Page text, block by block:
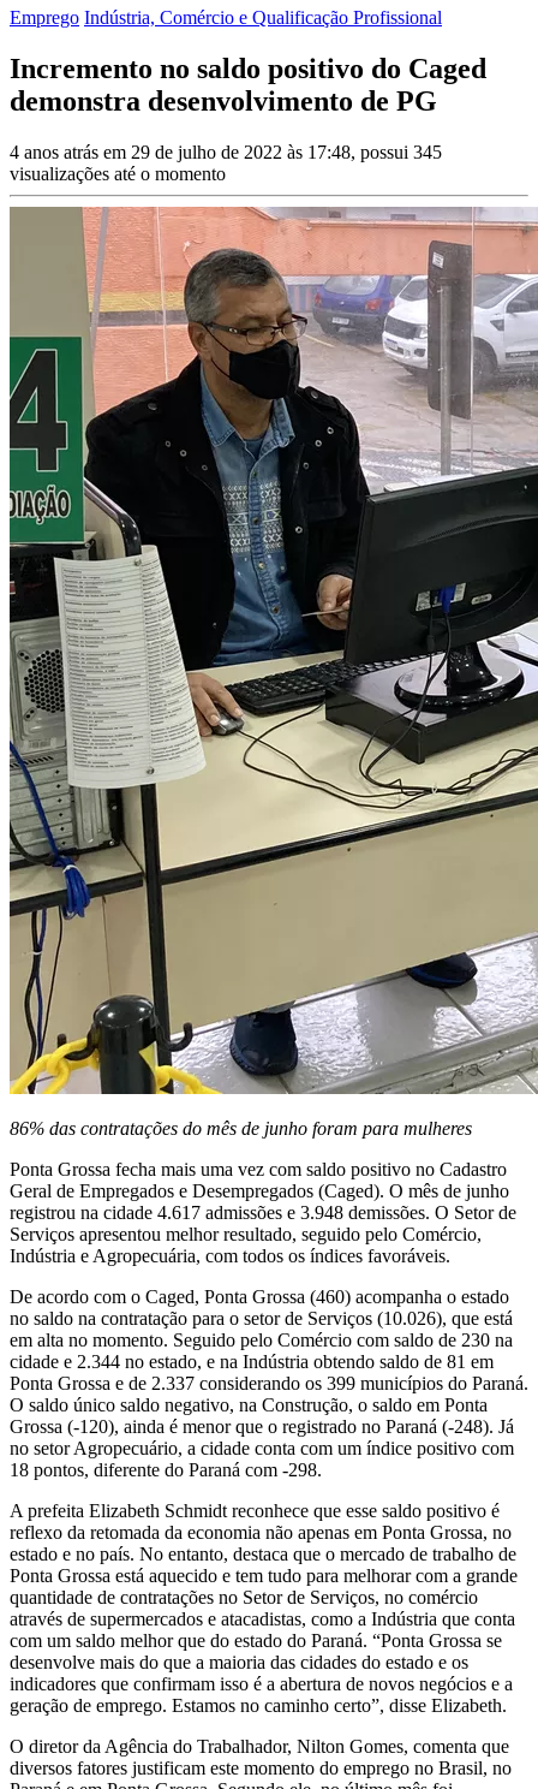
Emprego Indústria, Comércio e Qualificação Profissional
Incremento no saldo positivo do Caged
demonstra desenvolvimento de PG
4 anos atrás em 29 de julho de 2022 às 17:48, possui 345
visualizações até o momento
86% das contratações do mês de junho foram para mulheres
Ponta Grossa fecha mais uma vez com saldo positivo no Cadastro
Geral de Empregados e Desempregados (Caged). O mês de junho
registrou na cidade 4.617 admissões e 3.948 demissões. O Setor de
Serviços apresentou melhor resultado, seguido pelo Comércio,
Indústria e Agropecuária, com todos os índices favoráveis.
De acordo com o Caged, Ponta Grossa (460) acompanha o estado
no saldo na contratação para o setor de Serviços (10.026), que está
em alta no momento. Seguido pelo Comércio com saldo de 230 na
cidade e 2.344 no estado, e na Indústria obtendo saldo de 81 em
Ponta Grossa e de 2.337 considerando os 399 municípios do Paraná.
O saldo único saldo negativo, na Construção, o saldo em Ponta
Grossa (-120), ainda é menor que o registrado no Paraná (-248). Já
no setor Agropecuário, a cidade conta com um índice positivo com
18 pontos, diferente do Paraná com -298.
A prefeita Elizabeth Schmidt reconhece que esse saldo positivo é
reflexo da retomada da economia não apenas em Ponta Grossa, no
estado e no país. No entanto, destaca que o mercado de trabalho de
Ponta Grossa está aquecido e tem tudo para melhorar com a grande
quantidade de contratações no Setor de Serviços, no comércio
através de supermercados e atacadistas, como a Indústria que conta
com um saldo melhor que do estado do Paraná. “Ponta Grossa se
desenvolve mais do que a maioria das cidades do estado e os
indicadores que confirmam isso é a abertura de novos negócios e a
geração de emprego. Estamos no caminho certo”, disse Elizabeth.
O diretor da Agência do Trabalhador, Nilton Gomes, comenta que
diversos fatores justificam este momento do emprego no Brasil, no